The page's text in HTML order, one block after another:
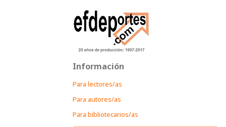
Información
Para lectores/as
Para autores/as
Para bibliotecarios/as